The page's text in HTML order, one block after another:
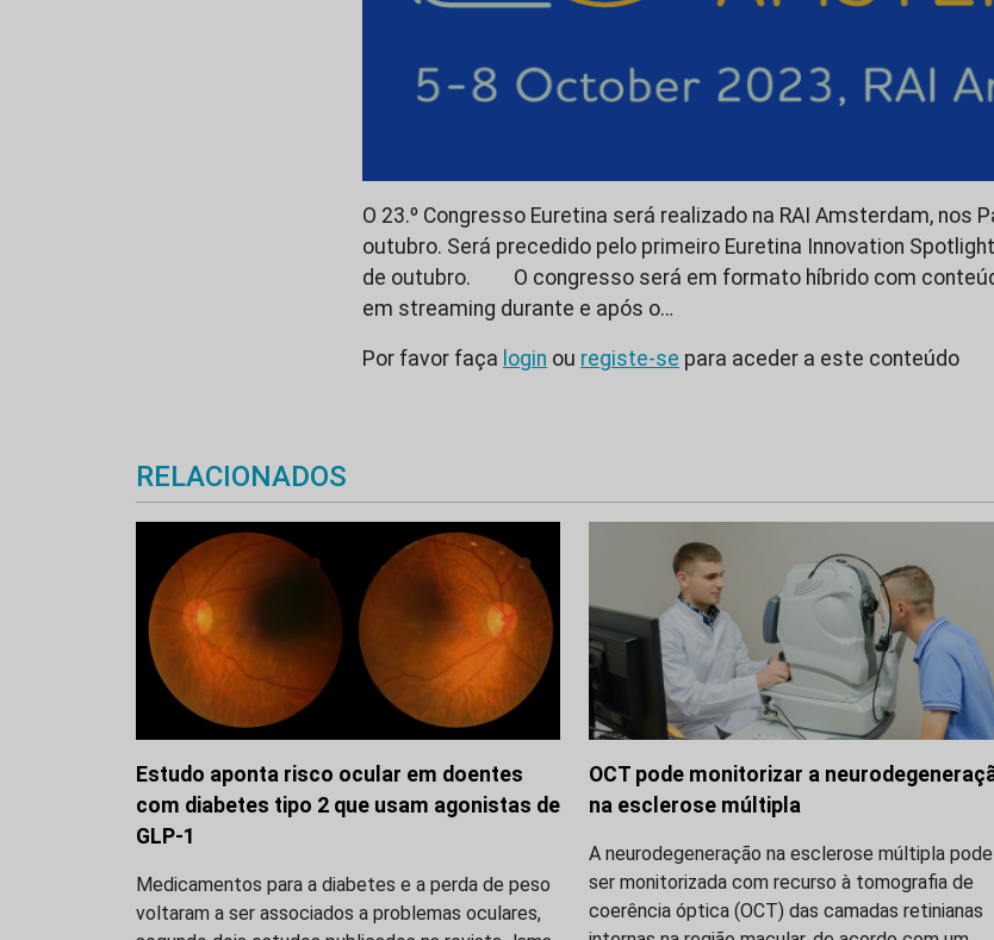
O 23.º Congresso Euretina será realizado na RAI Amsterdam, nos
outubro. Será precedido pelo primeiro Euretina Innovation
de outubro. O congresso será em formato híbrido com
em streaming durante e após o…
Por favor faça login ou registe-se para aceder a este conteúdo
RELACIONADOS
Estudo aponta risco ocular em doentes
com diabetes tipo 2 que usam agonistas de
GLP-1
Medicamentos para a diabetes e a perda de peso
voltaram a ser associados a problemas oculares,
OCT pode monitorizar a
na esclerose múltipla
A neurodegeneração na esclerose múltipla pode
ser monitorizada com recurso à tomografia de
coerência óptica (OCT) das camadas retinianas